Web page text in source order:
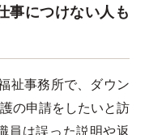
事につけない人も
祉事務所で、ダウン
の申請をしたいと訪
員は誤った説明や返